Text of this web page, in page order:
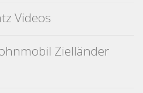
Videos
Zielländer